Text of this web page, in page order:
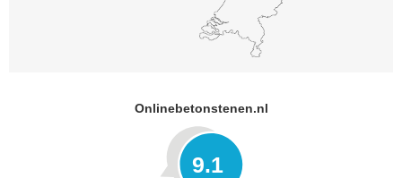
Onlinebetonstenen.nl
9.1